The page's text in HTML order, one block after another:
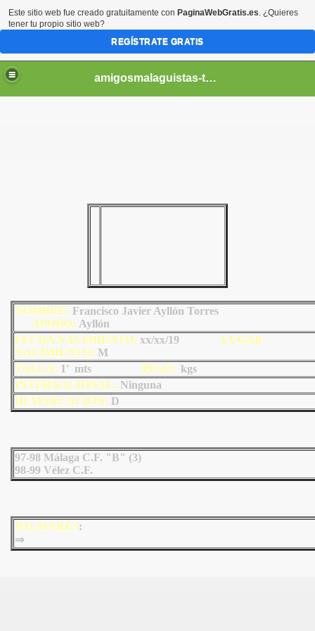
amigosmalaguistas-temporadas
NOMBRE: Francisco Javier Ayllón Torres
APODO: Ayllón
FECHA NACIMIENTO: xx/xx/19 LUGAR
NACIMIENTO: M
TALLA: 1' mts PESO: kgs
INTERNACIONAL: Ninguna
DEMARCACIÓN: D
97-98 Málaga C.F. "B" (3)
98-99 Vélez C.F.
PALMARÉS:
⇒
Este sitio web fue creado gratuitamente con PaginaWebGratis.es. ¿Quieres
tener tu propio sitio web?
REGÍSTRATE GRATIS